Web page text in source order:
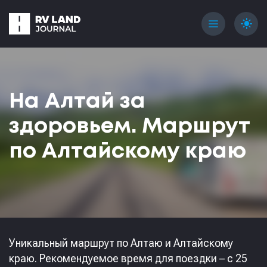
menu light_mode
На Алтай за
здоровьем. Маршрут
по Алтайскому краю
Уникальный маршрут по Алтаю и Алтайскому
краю. Рекомендуемое время для поездки – с 25